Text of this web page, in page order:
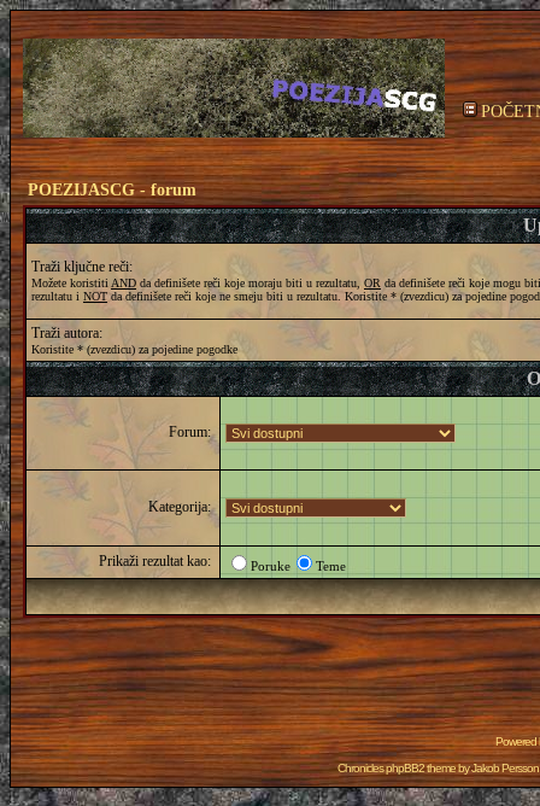
POEZIJASCG - forum
Traži ključne reči:
Možete koristiti AND da definišete reči koje moraju biti u rezultatu, OR da definišete reči koje mogu
rezultatu i NOTda definišete reči koje ne smeju biti u rezultatu. Koristite * (zvezdicu) za pojedine
Traži autora:
Koristite * (zvezdicu) za pojedine pogodke
Forum:
Kategorija:
Prikaži rezultat kao: Poruke Teme
Powered
Chronicles phpBB2 theme byJakob Persson